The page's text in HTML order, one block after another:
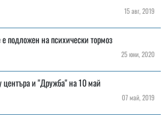
15 авг, 2019
на психически тормоз
25 юни, 2020
и "Дружба" на 10 май
07 май, 2019